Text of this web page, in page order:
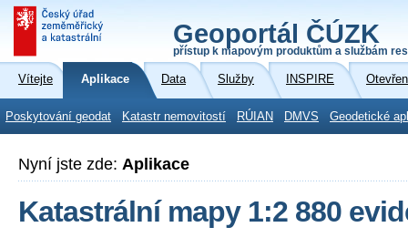
Geoportál ČÚZK
přístup k mapovým produktům a službám
Vítejte Aplikace Data Služby INSPIRE
Poskytování geodat Katastr nemovitostí RÚIAN DMVS Geodetické
Nyní jste zde: Aplikace
Katastrální mapy 1:2 880